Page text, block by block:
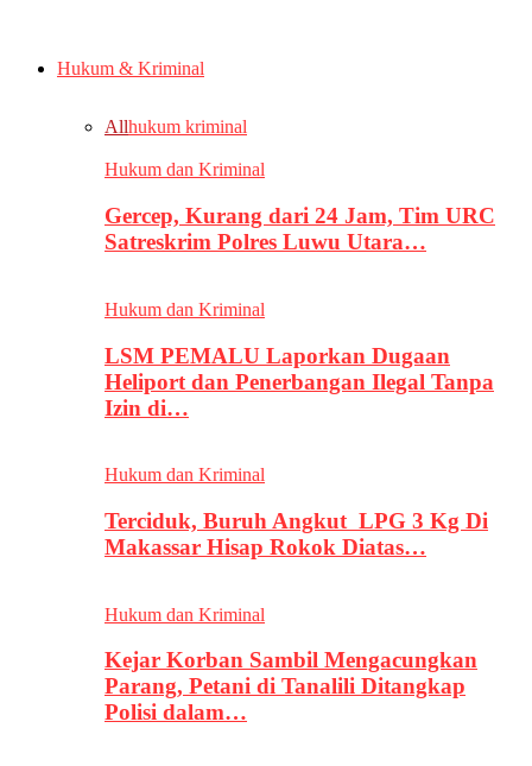
Hukum & Kriminal
Allhukum kriminal
Hukum dan Kriminal
Gercep, Kurang dari 24 Jam, Tim URC
Satreskrim Polres Luwu Utara…
Hukum dan Kriminal
LSM PEMALU Laporkan Dugaan
Heliport dan Penerbangan Ilegal Tanpa
Izin di…
Hukum dan Kriminal
Terciduk, Buruh Angkut LPG 3 Kg Di
Makassar Hisap Rokok Diatas…
Hukum dan Kriminal
Kejar Korban Sambil Mengacungkan
Parang, Petani di Tanalili Ditangkap
Polisi dalam…